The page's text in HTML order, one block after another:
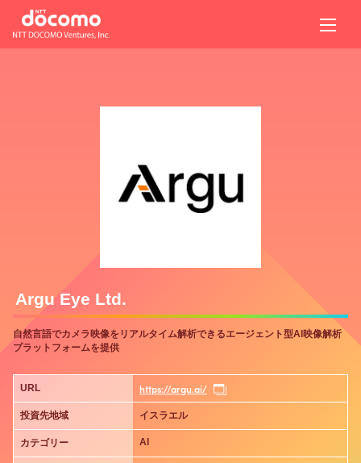
Argu Eye Ltd.
自然言語でカメラ映像をリアルタイム解析できるエージェント型AI映像解析
プラットフォームを提供
URL https://argu.ai/
投資先地域 イスラエル
カテゴリー AI